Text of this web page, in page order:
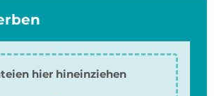
hier hineinziehen